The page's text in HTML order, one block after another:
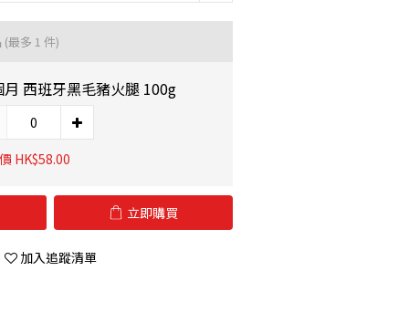
(最多 1 件)
月 西班牙黑毛豬火腿 100g
HK$58.00
立即購買
加入追蹤清單